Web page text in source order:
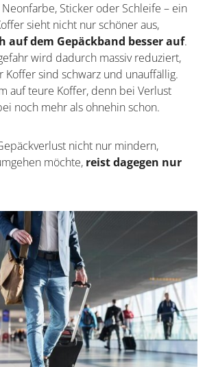
Neonfarbe, Sticker oder Schleife – ein
sieht nicht nur schöner aus,
auf dem Gepäckband besser auf.
wird dadurch massiv reduziert,
Koffer sind schwarz und unauffällig.
auf teure Koffer, denn bei Verlust
noch mehr als ohnehin schon.
nicht nur mindern,
möchte, reist dagegen nur